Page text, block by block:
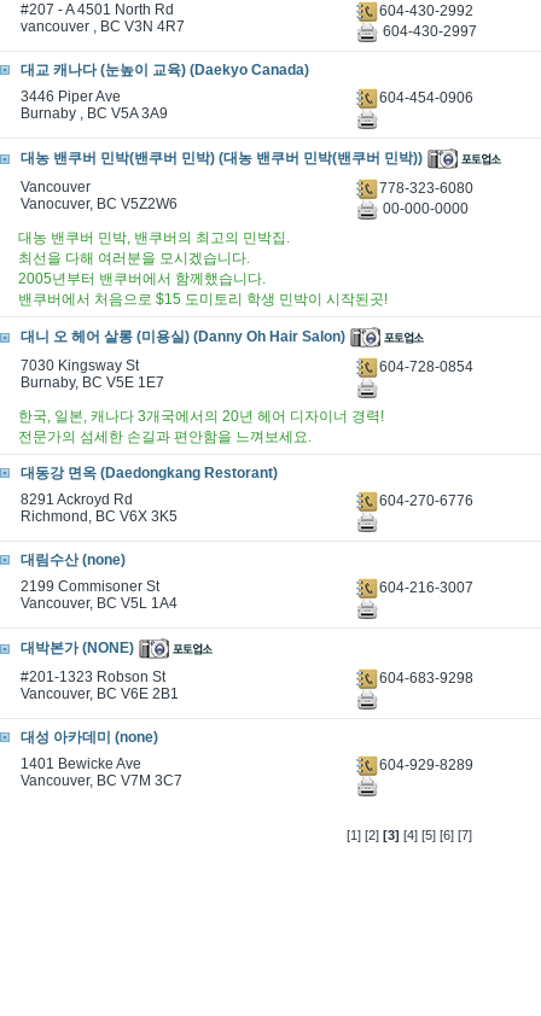
#207 - A 4501 North Rd
vancouver , BC V3N 4R7
604-430-2992
604-430-2997
대교 캐나다 (눈높이 교육) (Daekyo Canada)
3446 Piper Ave
Burnaby , BC V5A 3A9
604-454-0906
대농 밴쿠버 민박(밴쿠버 민박) (대농 밴쿠버 민박(밴쿠버 민박))
Vancouver
Vanocuver, BC V5Z2W6
778-323-6080
00-000-0000
대농 밴쿠버 민박, 밴쿠버의 최고의 민박집.
최선을 다해 여러분을 모시겠습니다.
2005년부터 밴쿠버에서 함께했습니다.
밴쿠버에서 처음으로 $15 도미토리 학생 민박이 시작된곳!
대니 오 헤어 살롱 (미용실) (Danny Oh Hair Salon)
7030 Kingsway St
Burnaby, BC V5E 1E7
604-728-0854
한국, 일본, 캐나다 3개국에서의 20년 헤어 디자이너 경력!
전문가의 섬세한 손길과 편안함을 느껴보세요.
대동강 면옥 (Daedongkang Restorant)
8291 Ackroyd Rd
Richmond, BC V6X 3K5
604-270-6776
대림수산 (none)
2199 Commisoner St
Vancouver, BC V5L 1A4
604-216-3007
대박본가 (NONE)
#201-1323 Robson St
Vancouver, BC V6E 2B1
604-683-9298
대성 아카데미 (none)
1401 Bewicke Ave
Vancouver, BC V7M 3C7
604-929-8289
[1] [2] [3] [4] [5] [6] [7]